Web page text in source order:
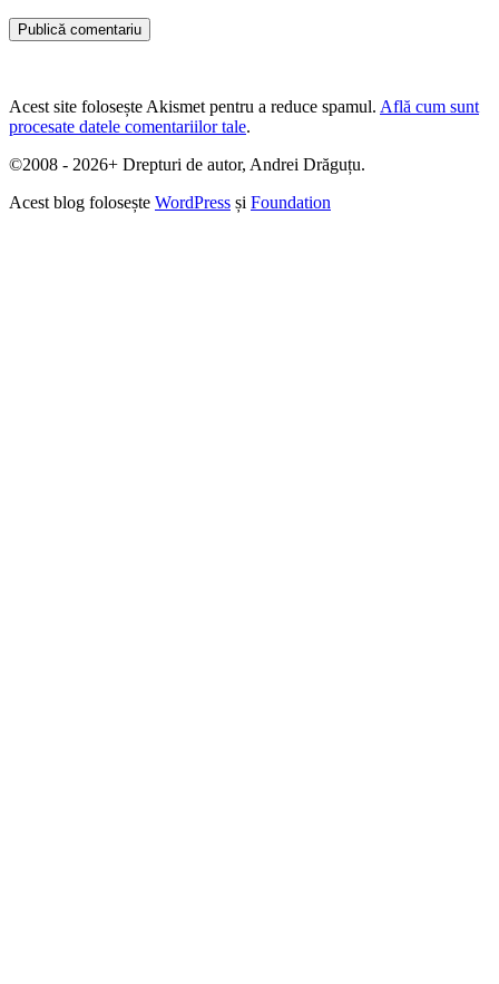
Publică comentariu
Acest site folosește Akismet pentru a reduce spamul. Află cum sunt
procesate datele comentariilor tale.
©2008 - 2026+ Drepturi de autor, Andrei Drăguțu.
Acest blog folosește WordPress și Foundation